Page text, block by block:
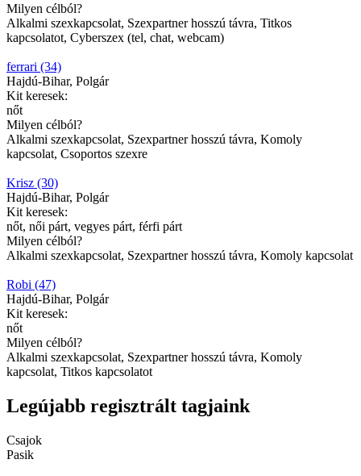
Milyen célból?
Alkalmi szexkapcsolat, Szexpartner hosszú távra, Titkos
kapcsolatot, Cyberszex (tel, chat, webcam)
ferrari (34)
Hajdú-Bihar, Polgár
Kit keresek:
nőt
Milyen célból?
Alkalmi szexkapcsolat, Szexpartner hosszú távra, Komoly
kapcsolat, Csoportos szexre
Krisz (30)
Hajdú-Bihar, Polgár
Kit keresek:
nőt, női párt, vegyes párt, férfi párt
Milyen célból?
Alkalmi szexkapcsolat, Szexpartner hosszú távra, Komoly kapcsolat
Robi (47)
Hajdú-Bihar, Polgár
Kit keresek:
nőt
Milyen célból?
Alkalmi szexkapcsolat, Szexpartner hosszú távra, Komoly
kapcsolat, Titkos kapcsolatot
Legújabb regisztrált tagjaink
Csajok
Pasik